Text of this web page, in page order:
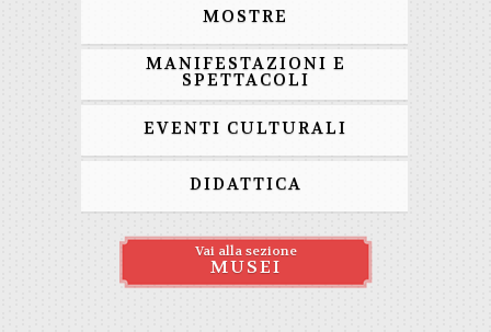
MOSTRE
MANIFESTAZIONI E
SPETTACOLI
EVENTI CULTURALI
DIDATTICA
Vai alla sezione
MUSEI